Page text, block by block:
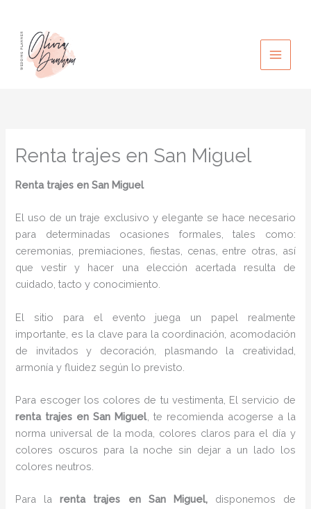
contenido
Renta trajes en San Miguel
Renta trajes en San Miguel
El uso de un traje exclusivo y elegante se hace necesario
para determinadas ocasiones formales, tales como:
ceremonias, premiaciones, fiestas, cenas, entre otras, así
que vestir y hacer una elección acertada resulta de
cuidado, tacto y conocimiento.
El sitio para el evento juega un papel realmente
importante, es la clave para la coordinación, acomodación
de invitados y decoración, plasmando la creatividad,
armonía y fluidez según lo previsto.
Para escoger los colores de tu vestimenta, El servicio de
renta trajes en San Miguel, te recomienda acogerse a la
norma universal de la moda, colores claros para el día y
colores oscuros para la noche sin dejar a un lado los
colores neutros.
Para larenta trajes en San Miguel, disponemos de